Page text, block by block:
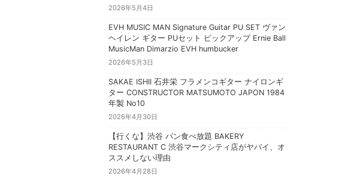
2026年5月4日
EVH MUSIC MAN Signature Guitar PU SET ヴァン
ヘイレン ギター PUセット ピックアップ Ernie Ball
MusicMan Dimarzio EVH humbucker
2026年5月3日
SAKAE ISHII 石井栄 フラメンコギター ナイロンギ
ター CONSTRUCTOR MATSUMOTO JAPON 1984
年製 No10
2026年4月30日
【行くな】渋谷 パン食べ放題 BAKERY
RESTAURANT C 渋谷マークシティ店がヤバイ、オ
ススメしない理由
2026年4月28日